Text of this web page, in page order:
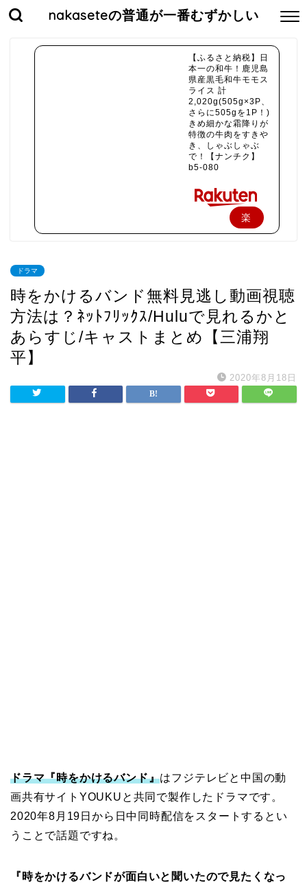
nakaseteの普通が一番むずかしい
【ふるさと納税】日
本一の和牛！鹿児島
県産黒毛和牛モモス
ライス 計
2,020g(505g×3P、
さらに505gを1P！)
きめ細かな霜降りが
特徴の牛肉をすきや
き、しゃぶしゃぶ
で！【ナンチク】
b5-080
楽
入
ドラマ
時をかけるバンド無料見逃し動画視聴
方法は？ﾈｯﾄﾌﾘｯｸｽ/Huluで見れるかと
あらすじ/キャストまとめ【三浦翔
平】
2020年8月18日
ドラマ『時をかけるバンド』はフジテレビと中国の動
画共有サイトYOUKUと共同で製作したドラマです。
2020年8月19日から日中同時配信をスタートするとい
うことで話題ですね。
『時をかけるバンドが面白いと聞いたので見たくなっ